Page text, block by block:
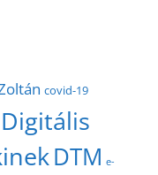
covid-19
Digitális
DTM e-